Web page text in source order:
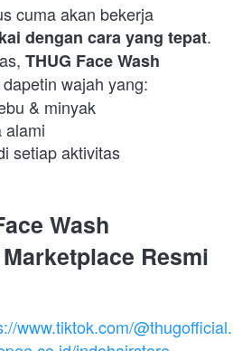
cuma akan bekerja
dengan cara yang tepat.
THUG Face Wash
setiap aktivitas
Wash
Resmi
www.tiktok.com/